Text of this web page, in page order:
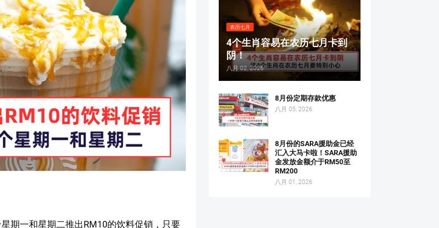
期一和星期二推出RM10的饮料促销，只要
农历七月
4个生肖容易在农历七月卡到
阴！
八月 02, 2026
8月份定期存款优惠
八月 05, 2026
8月份的SARA援助金已经
汇入大马卡啦！SARA援助
金发放金额介于RM50至
RM200
八月 01, 2026